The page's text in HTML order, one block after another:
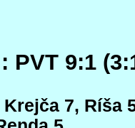
PVT 9:1
7, Ríša